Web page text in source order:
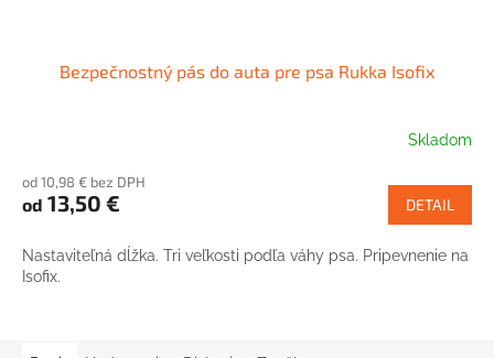
Bezpečnostný pás do auta pre psa Rukka Isofix
Skladom
od 10,98 € bez DPH
od 13,50 € DETAIL
Nastaviteľná dĺžka. Tri veľkosti podľa váhy psa. Pripevnenie na
Isofix.